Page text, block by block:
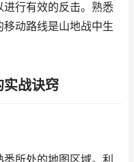
行有效的反击。熟悉
动路线是山地战中生
实战诀窍